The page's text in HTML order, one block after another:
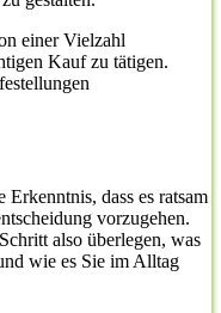
einer Vielzahl
Kauf zu tätigen.
Erkenntnis, dass es ratsam
vorzugehen.
also überlegen, was
wie es Sie im Alltag